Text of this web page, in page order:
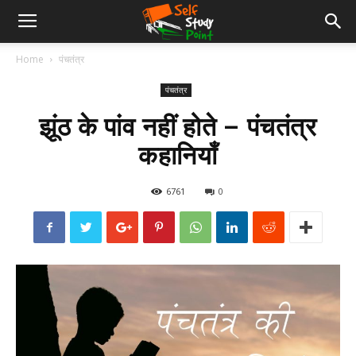
Home पंचतंत्र
पंचतंत्र
झूंठ के पांव नहीं होते – पंचतंत्र
कहानियाँ
6761 0